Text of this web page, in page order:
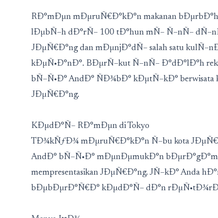
RÐ°mÐµn mÐµruÑ€Ð°kÐ°n makanan
lÐµbÑ–h dÐ°rÑ– 100 tÐ°hun mÑ– Ñ–nÑ–
JÐµÑ€Ð°ng dan mÐµnjÐ°dÑ– salah satu
kÐµÑ•Ð°nÐ°. BÐµrÑ–kut Ñ–nÑ– Ð°dÐ°lÐ°h
bÑ–Ñ•Ð° AndÐ° ÑÐ¾bÐ° kÐµtÑ–kÐ°
JÐµÑ€Ð°ng.
KÐµdÐ°Ñ– RÐ°mÐµn di Tokyo
TÐ¾kÑƒÐ¾ mÐµruÑ€Ð°kÐ°n Ñ–bu kota
AndÐ° bÑ–Ñ•Ð° mÐµnÐµmukÐ°n
mempresentasikan JÐµÑ€Ð°ng. JÑ–kÐ° Anda
bÐµbÐµrÐ°Ñ€Ð° kÐµdÐ°Ñ– dÐ°n